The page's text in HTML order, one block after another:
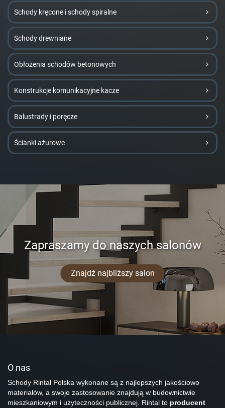
Schody kręcone i schody spiralne
Schody drewniane
Obłożenia schodów betonowych
Konstrukcje komunikacyjne kacze
Balustrady i poręcze
Ścianki ażurowe
Zapraszamy do naszych salonów
Znajdź najbliższy salon
O nas
Schody Rintal Polska wykonane są z najlepszych jakościowo
materiałów, a swoje zastosowanie znajdują w budownictwie
mieszkaniowym i użyteczności publicznej. Rintal to producent